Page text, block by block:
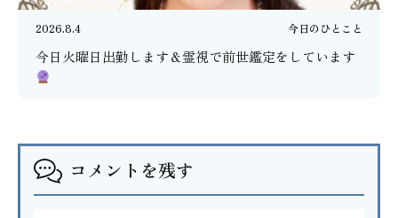
2026.8.4 今日のひとこと
今日火曜日出勤します＆霊視で前世鑑定をしています
コメントを残す